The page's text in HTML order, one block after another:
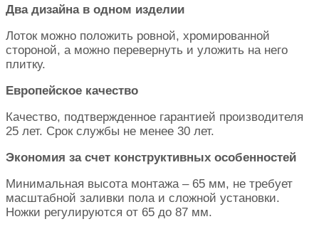
Два дизайна в одном изделии
Лоток можно положить ровной, хромированной
стороной, а можно перевернуть и уложить на него
плитку.
Европейское качество
Качество, подтвержденное гарантией производителя
25 лет. Срок службы не менее 30 лет.
Экономия за счет конструктивных особенностей
Минимальная высота монтажа – 65 мм, не требует
масштабной заливки пола и сложной установки.
Ножки регулируются от 65 до 87 мм.